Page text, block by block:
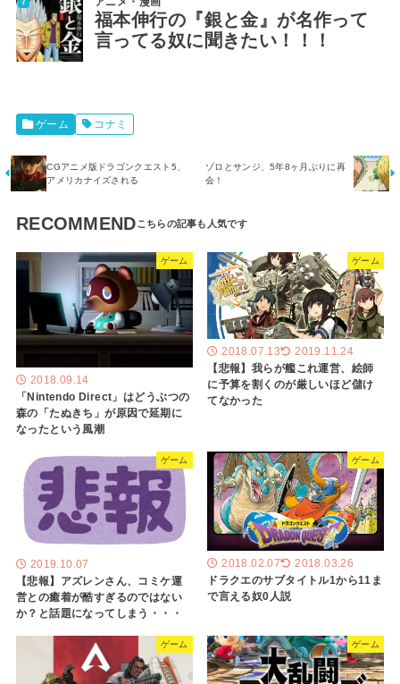
福本伸行の『銀と金』が名作って
言ってる奴に聞きたい！！！
ゲーム コナミ
CGアニメ版ドラゴンクエスト5、
アメリカナイズされる
ゾロとサンジ、5年8ヶ月ぶりに再
会！
RECOMMEND
ゲーム
2018.09.14
「Nintendo Direct」はどうぶつの
森の「たぬきち」が原因で延期に
なったという風潮
ゲーム
2018.07.13 2019.11.24
【悲報】我らが艦これ運営、絵師
に予算を割くのが厳しいほど儲け
てなかった
ゲーム
2019.10.07
【悲報】アズレンさん、コミケ運
営との癒着が酷すぎるのではない
か？と話題になってしまう・・・
ゲーム
2018.02.07 2018.03.26
ドラクエのサブタイトル1から11ま
で言える奴0人説
ゲーム ゲーム